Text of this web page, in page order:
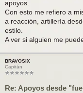
apoyos.
Con esto me refiero a
a reacción, artillería
estilo.
A ver si alguien me
BRAVOSIX
Capitán
Re: Apoyos desde